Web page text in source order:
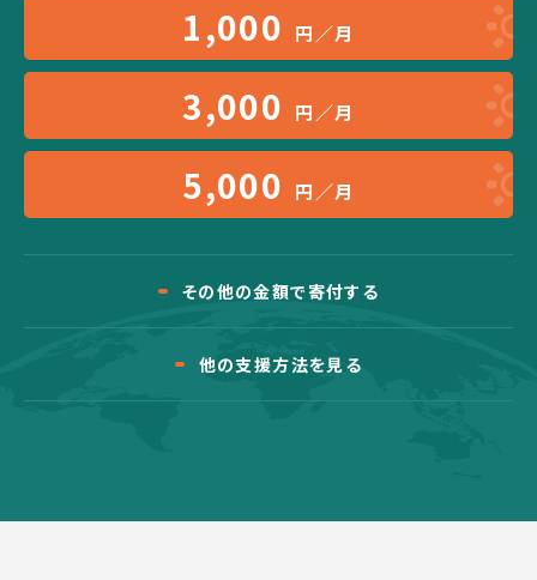
1,000 円／月
3,000 円／月
5,000 円／月
その他の金額で寄付する
他の支援方法を見る